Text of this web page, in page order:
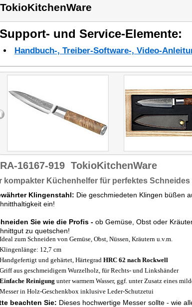
TokioKitchenWare
Support- und Service-Elemente:
Handbuch-, Treiber-Software-, Video-
16167-919 TokioKitchenWare
kompakter Küchenhelfer für perfektes
Klingenstahl: Die geschmiedeten Klingen büßen
ein!
Sie wie die Profis - ob Gemüse, Obst oder
zu quetschen!
Ideal zum Schneiden von Gemüse, Obst, Nüssen, Kräutern u.v.m.
Klingenlänge: 12,7 cm
Handgefertigt und gehärtet, Härtegrad HRC 62 nach Rockwell
Griff aus geschmeidigem Wurzelholz, für Rechts- und Linkshänder
Einfache Reinigung unter warmem Wasser, ggf. unter Zusatz eines
Messer in Holz-Geschenkbox inklusive Leder-Schutzetui
beachten Sie: Dieses hochwertige Messer sollte - wie